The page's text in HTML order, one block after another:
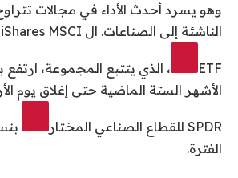
وهو يسرد أحدث الأداء في مجالات
الناشئة إلى الصناعات. ال
ETF
الأشهر الستة الماضية حتى إغلاق يوم
SPDR للقطاع الصناعي المختار
الفترة.